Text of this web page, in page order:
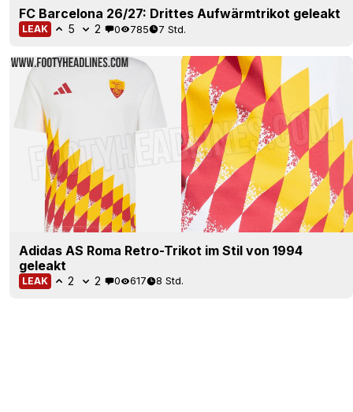
FC Barcelona 26/27: Drittes Aufwärmtrikot geleakt
LEAK 5 2 0 785 7 Std.
Adidas AS Roma Retro-Trikot im Stil von 1994
geleakt
LEAK 2 2 0 617 8 Std.